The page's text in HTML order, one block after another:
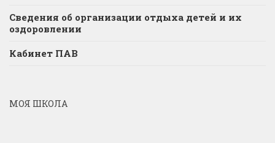
Сведения об организации отдыха детей и их
оздоровлении
Кабинет ПАВ
МОЯ ШКОЛА